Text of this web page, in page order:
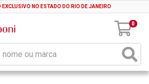
NO ESTADO DO RIO DE JANEIRO
0